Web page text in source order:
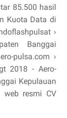
85.500 hasil
Kuota Data di
›
Banggai
pulsa.com ›
2018 - Aero-
Kepulauan
web resmi CV